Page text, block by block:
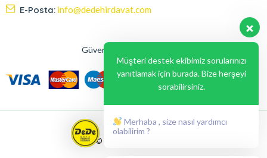
E-Posta: info@dedehirdavat.com
Güvenli Ödeme Seçenekleri
© 2024, Liabil Dizayn
Müşteri destek ekibimiz sorularınızı
yanıtlamak için burada. Bize herşeyi
sorabilirsiniz.
Merhaba , size nasıl yardımcı
olabilirim ?